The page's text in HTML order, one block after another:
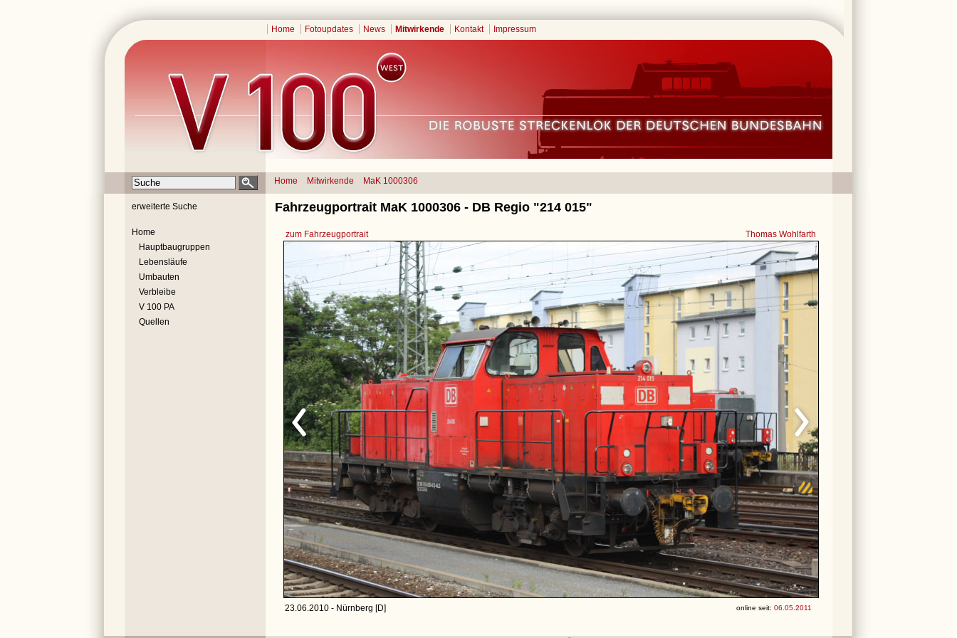
Home Fotoupdates News Mitwirkende Kontakt Impressum
Home Mitwirkende MaK 1000306
erweiterte Suche
Home
Hauptbaugruppen
Lebensläufe
Umbauten
Verbleibe
V 100 PA
Quellen
Fahrzeugportrait MaK 1000306 - DB Regio "214 015"
zum Fahrzeugportrait Thomas Wohlfarth
23.06.2010 - Nürnberg [D] online seit: 06.05.2011